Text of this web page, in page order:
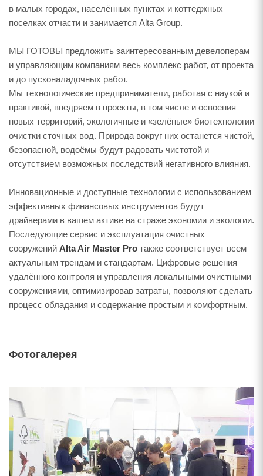
в малых городах, населённых пунктах и коттеджных
поселках отчасти и занимается Alta Group.
МЫ ГОТОВЫ предложить заинтересованным девелоперам
и управляющим компаниям весь комплекс работ, от проекта
и до пусконаладочных работ.
Мы технологические предприниматели, работая с наукой и
практикой, внедряем в проекты, в том числе и освоения
новых территорий, экологичные и «зелёные» биотехнологии
очистки сточных вод. Природа вокруг них останется чистой,
безопасной, водоёмы будут радовать чистотой и
отсутствием возможных последствий негативного влияния.
Инновационные и доступные технологии с использованием
эффективных финансовых инструментов будут
драйверами в вашем активе на страже экономии и экологии.
Последующие сервис и эксплуатация очистных
сооружений Alta Air Master Pro также соответствует всем
актуальным трендам и стандартам. Цифровые решения
удалённого контроля и управления локальными очистными
сооружениями, оптимизировав затраты, позволяют сделать
процесс обладания и содержание простым и комфортным.
Фотогалерея